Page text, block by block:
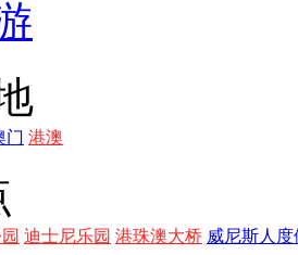
门 港澳
迪士尼乐园 港珠澳大桥 威尼斯人度